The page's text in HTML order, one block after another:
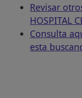
Revisar
HOSPITAL
Consulta
esta